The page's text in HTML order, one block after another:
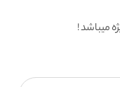
میباشد !